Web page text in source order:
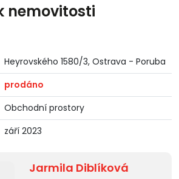
nemovitosti
Heyrovského 1580/3, Ostrava - Poruba
prodáno
Obchodní prostory
září 2023
Jarmila Diblíková